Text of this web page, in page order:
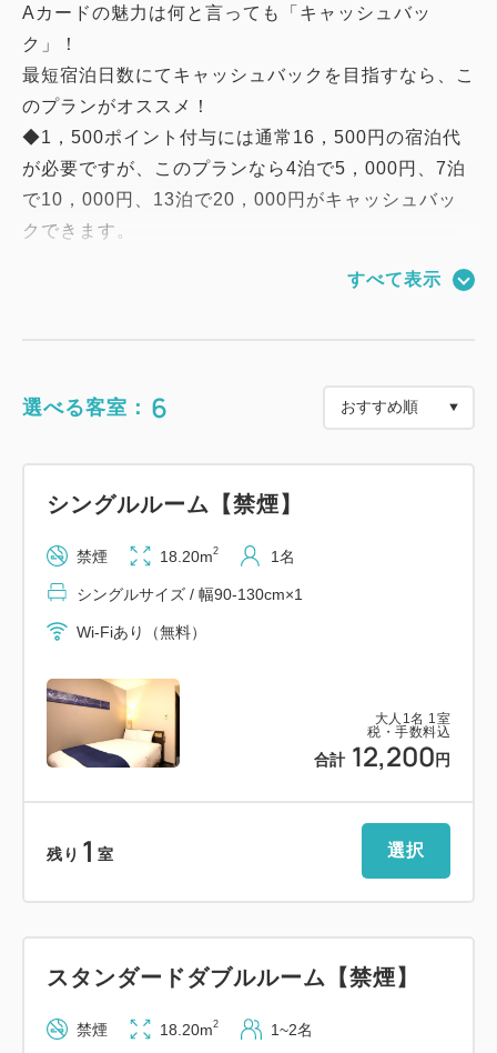
Aカードの魅力は何と言っても「キャッシュバッ
ク」！
最短宿泊日数にてキャッシュバックを目指すなら、こ
のプランがオススメ！
◆1，500ポイント付与には通常16，500円の宿泊代
が必要ですが、このプランなら4泊で5，000円、7泊
で10，000円、13泊で20，000円がキャッシュバッ
クできます。
受付・精算はオリックスレンタカー様にてお願いいた
料金 14：00～翌11：00まで 1，200円
満車の場合は近隣のコインパーキングをご利用くださ
い。
すべて表示
選べる客室： 6
大人 1 名 1 室
税・手数料込
合計 12,200 円
シングルルーム【禁煙】
禁煙 18.20m2 1名
シングルサイズ / 幅90-130cm×1
Wi-Fiあり（無料）
残り 1 室 選択
スタンダードダブルルーム【禁煙】
禁煙 18.20m2 1~2名